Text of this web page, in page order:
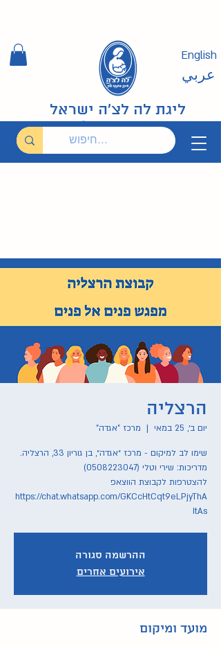
ליגת לה לצ'ה ישראל
English
عربي
הרצליה
יום ב׳, 25 במאי
  |
מרכז "אגדה"
להצטרפות לקבוצת הווצאפ
https://chat.whatsapp.com/GKCcHtCqt9eLPjyThA
ItAs
ההרשמה סגורה
אירועים אחרים
מועד ומיקום